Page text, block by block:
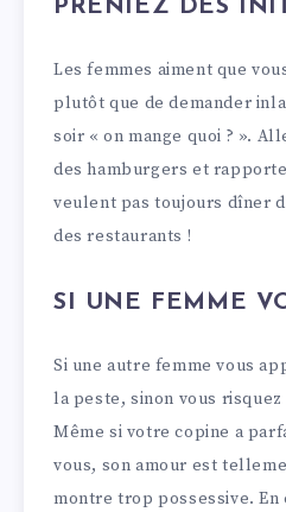
PRENIEZ DES
Les femmes aiment que
plutôt que de demander
soir « on mange quoi ? ».
des hamburgers et
veulent pas toujours dîner
des restaurants !
SI UNE FEMME
Si une autre femme vous
la peste, sinon vous risquez
Même si votre copine a
vous, son amour est
montre trop possessive.